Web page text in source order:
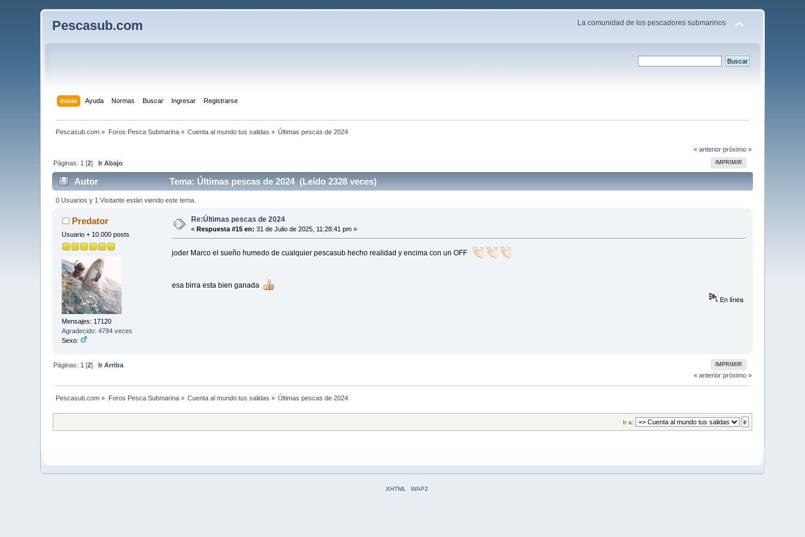
Pescasub.com La comunidad de los pescadores submarinos
Inicio Ayuda Normas Buscar Ingresar Registrarse
Pescasub.com » Foros Pesca Submarina» Cuenta al mundo tus salidas » Últimas pescas de 2024
« anterior próximo »
IMPRIMIR
Páginas: 1 [2]Ir Abajo
Autor Tema: Últimas pescas de 2024 (Leído 2328 veces)
0 Usuarios y 1 Visitante están viendo este tema.
Predator
Usuario + 10.000 posts
Mensajes: 17120
Agradecido: 4784 veces
Sexo:
Re:Últimas pescas de 2024
«Respuesta #15 en: 31 de Julio de 2025, 11:28:41 pm »
joder Marco el sueño humedo de cualquier pescasub hecho realidad y encima con un OFF
esa birra esta bien ganada
En línea
IMPRIMIR
Páginas: 1 [2]Ir Arriba
« anterior próximo »
Pescasub.com » Foros Pesca Submarina» Cuenta al mundo tus salidas » Últimas pescas de 2024
Ir a:
XHTML WAP2